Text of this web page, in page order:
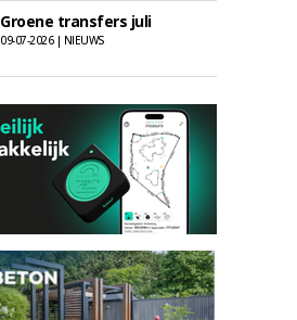
Groene transfers juli
09-07-2026 | NIEUWS